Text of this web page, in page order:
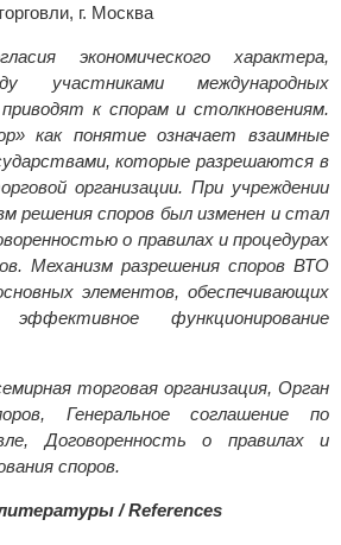
г. Москва
экономического характера,
участниками международных
к спорам и столкновениям.
как понятие означает взаимные
которые разрешаются в
организации. При учреждении
решения споров был изменен и стал
о правилах и процедурах
Механизм разрешения споров ВТО
элементов, обеспечивающих
функционирование
торговая организация, Орган
Генеральное соглашение по
Договоренность о правилах и
споров.
/ References